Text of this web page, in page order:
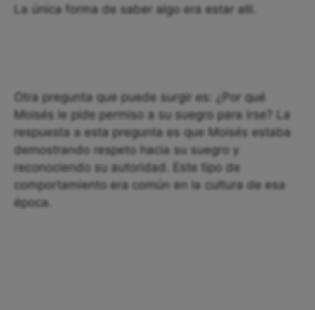
La única forma de saber algo era estar allí.
Otra pregunta que puede surgir es: ¿Por qué
Moisés le pide permiso a su suegro para irse? La
respuesta a esta pregunta es que Moisés estaba
demostrando respeto hacia su suegro y
reconociendo su autoridad. Este tipo de
comportamiento era común en la cultura de esa
época.